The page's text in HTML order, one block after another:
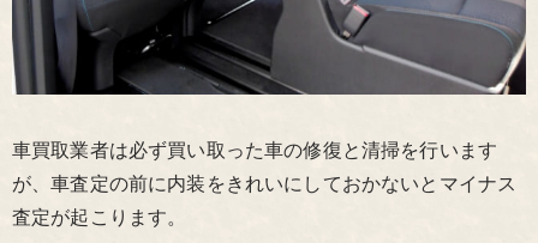
車買取業者は必ず買い取った車の修復と清掃を行います
が、車査定の前に内装をきれいにしておかないとマイナス
査定が起こります。